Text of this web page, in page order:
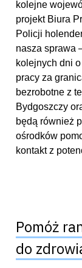
kolejne
projekt Biura
Policji
nasza sprawa
kolejnych dni
pracy za
bezrobotne z
Bydgoszczy
będą również
ośrodków
kontakt z
Pomóż
do